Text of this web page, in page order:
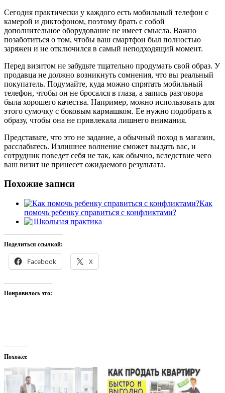
Сегодня практически у каждого есть мобильный телефон с
камерой и диктофоном, поэтому брать с собой
дополнительное оборудование не имеет смысла. Важно
позаботиться о том, чтобы ваш смартфон был полностью
заряжен и не отключился в самый неподходящий момент.
Перед визитом не забудьте тщательно продумать свой образ. У
продавца не должно возникнуть сомнения, что вы реальный
покупатель. Подумайте, куда можно спрятать мобильный
телефон, чтобы он не бросался в глаза, а запись разговора
была хорошего качества. Например, можно использовать для
этого сумочку с боковым кармашком. Ее нужно подобрать к
образу, чтобы она не привлекала лишнего внимания.
Представьте, что это не задание, а обычный поход в магазин,
расслабьтесь. Излишнее волнение сможет выдать вас, и
сотрудник поведет себя не так, как обычно, вследствие чего
ваш визит не принесет ожидаемого результата.
Похожие записи
Как
помочь ребенку справиться с конфликтами?
Школьная практика
Поделиться ссылкой:
Facebook X
Понравилось это:
Похожее